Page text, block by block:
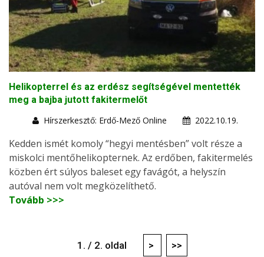
Helikopterrel és az erdész segítségével mentették
meg a bajba jutott fakitermelőt
Hírszerkesztő: Erdő-Mező Online
2022.10.19.
Kedden ismét komoly “hegyi mentésben” volt része a
miskolci mentőhelikopternek. Az erdőben, fakitermelés
közben ért súlyos baleset egy favágót, a helyszín
autóval nem volt megközelíthető.
Tovább >>>
1. / 2. oldal > >>